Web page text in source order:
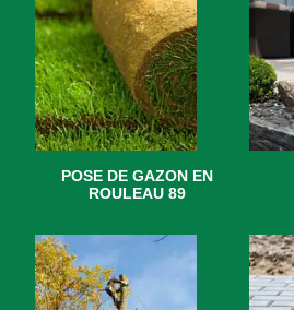
POSE DE GAZON EN
ROULEAU 89